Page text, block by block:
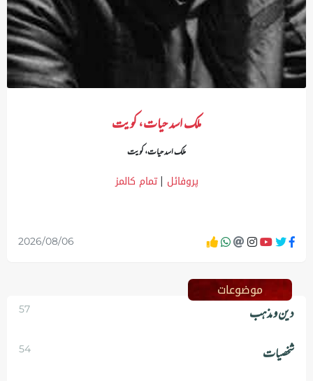
ملک اسد حیات، کویت
ملک اسد حیات، کویت
پروفائل |تمام کالمز
2026/08/06
موضوعات
دین و مذہب 57
شخصیات 54